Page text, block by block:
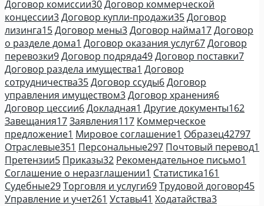
Договор комиссии30Договор коммерческой
концессии3Договор купли-продажи35Договор
лизинга15Договор мены3Договор найма17Договор
о разделе дома1 Договор оказания услуг67Договор
перевозки9Договор подряда49Договор поставки7
Договор раздела имущества1 Договор
сотрудничества35Договор ссуды6Договор
управления имуществом3Договор хранения6
Договор цессии6Докладная1 Другие документы162
Завещания17Заявления117 Коммерческое
предложение1 Мировое соглашение1 Образец42797
Отраслевые351 Персональные297 Почтовый перевод1
Претензии5 Приказы32 Рекомендательное письмо1
Соглашение о неразглашении1 Статистика161
Судебные29Торговля и услуги69Трудовой договор45
Управление и учет261 Уставы41 Ходатайства3